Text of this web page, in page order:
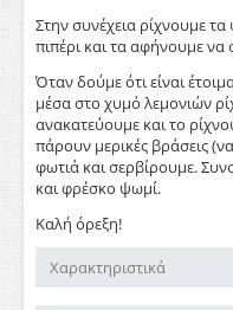
Στην συνέχεια ρίχνουμε
πιπέρι και τα αφήνουμε
Όταν δούμε ότι είναι
μέσα στο χυμό λεμονιών
ανακατεύουμε και το
πάρουν μερικές βράσεις
φωτιά και σερβίρουμε.
και φρέσκο ψωμί.
Καλή όρεξη!
Χαρακτηριστικά